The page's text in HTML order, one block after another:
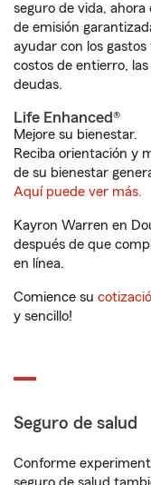
seguro de vida, ahora
de emisión
ayudar con los
costos de entierro,
deudas.
Life Enhanced®
Mejore su bienestar.
Reciba orientación y
de su bienestar
Aquí puede ver más.
Kayron Warren en
después de que
en línea.
Comience su
y sencillo!
Seguro de salud
Conforme